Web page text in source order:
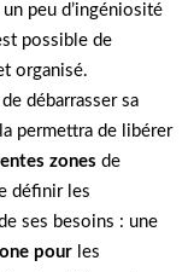
peu d’ingéniosité
possible de
organisé.
débarrasser sa
permettra de libérer
zones de
définir les
ses besoins : une
pour les